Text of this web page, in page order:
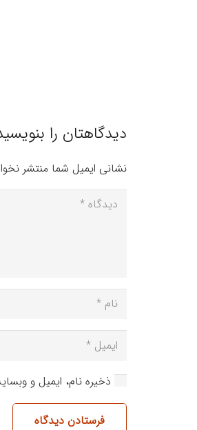
دیدگاهتان را
نشانی ایمیل شما منتشر
ذخیره نام، ایمیل و
فرستادن دیدگاه